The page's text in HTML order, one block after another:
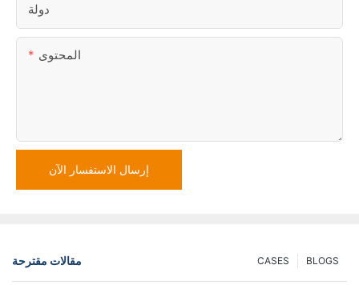
دولة
المحتوى
إرسال الاستفسار الآن
مقالات مقترحة BLOGS
CASES